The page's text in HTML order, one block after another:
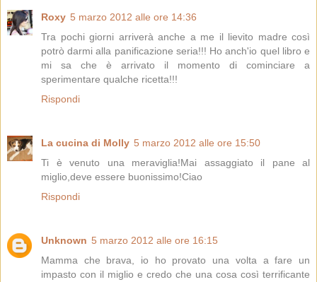
Roxy 5 marzo 2012 alle ore 14:36
Tra pochi giorni arriverà anche a me il lievito madre così
potrò darmi alla panificazione seria!!! Ho anch'io quel libro e
mi sa che è arrivato il momento di cominciare a
sperimentare qualche ricetta!!!
Rispondi
La cucina di Molly 5 marzo 2012 alle ore 15:50
Ti è venuto una meraviglia!Mai assaggiato il pane al
miglio,deve essere buonissimo!Ciao
Rispondi
Unknown 5 marzo 2012 alle ore 16:15
Mamma che brava, io ho provato una volta a fare un
impasto con il miglio e credo che una cosa così terrificante